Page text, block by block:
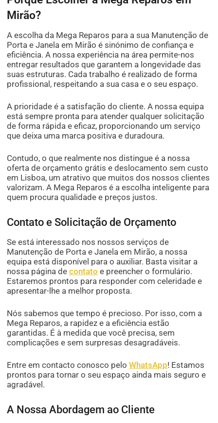
Mirão?
A escolha da Mega Reparos para a sua Manutenção de
Porta e Janela em Mirão é sinónimo de confiança e
eficiência. A nossa experiência na área permite-nos
entregar resultados que garantem a longevidade das
suas estruturas. Cada trabalho é realizado de forma
profissional, respeitando a sua casa e o seu espaço.
A prioridade é a satisfação do cliente. A nossa equipa
está sempre pronta para atender qualquer solicitação
de forma rápida e eficaz, proporcionando um serviço
que deixa uma marca positiva e duradoura.
Contudo, o que realmente nos distingue é a nossa
oferta de orçamento grátis e deslocamento sem custo
em Lisboa, um atrativo que muitos dos nossos clientes
valorizam. A Mega Reparos é a escolha inteligente para
quem procura qualidade e preços justos.
Contato e Solicitação de Orçamento
Se está interessado nos nossos serviços de
Manutenção de Porta e Janela em Mirão, a nossa
equipa está disponível para o auxiliar. Basta visitar a
nossa página decontato e preencher o formulário.
Estaremos prontos para responder com celeridade e
apresentar-lhe a melhor proposta.
Nós sabemos que tempo é precioso. Por isso, com a
Mega Reparos, a rapidez e a eficiência estão
garantidas. É à medida que você precisa, sem
complicações e sem surpresas desagradáveis.
Entre em contacto conosco peloWhatsApp! Estamos
prontos para tornar o seu espaço ainda mais seguro e
agradável.
A Nossa Abordagem ao Cliente